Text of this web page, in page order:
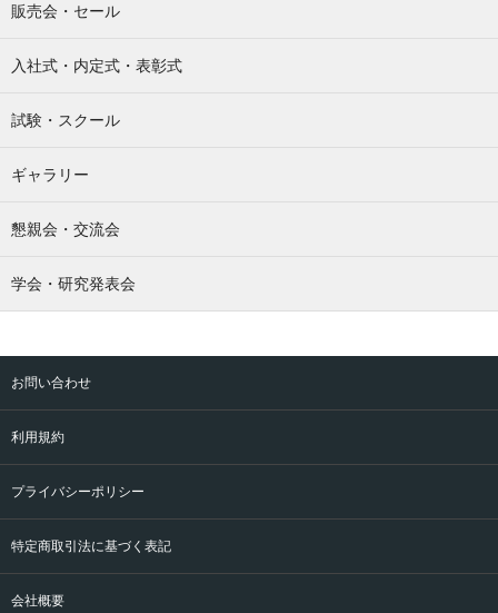
販売会・セール
入社式・内定式・表彰式
試験・スクール
ギャラリー
懇親会・交流会
学会・研究発表会
お問い合わせ
利用規約
プライバシーポリシー
特定商取引法に基づく表記
会社概要